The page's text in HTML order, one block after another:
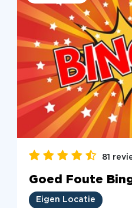
81
Goed Foute
Eigen Locatie